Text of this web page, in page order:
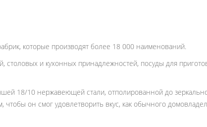
которые производят более 18 000 наименований.
и кухонных принадлежностей, посуды для
18/10 нержавеющей стали, отполированной до
он смог удовлетворить вкус, как обычного